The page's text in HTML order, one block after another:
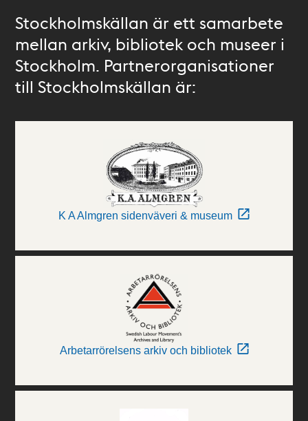
Stockholmskällan är ett samarbete
mellan arkiv, bibliotek och museer i
Stockholm. Partnerorganisationer
till Stockholmskällan är:
K A Almgren sidenväveri & museum
Arbetarrörelsens arkiv och bibliotek